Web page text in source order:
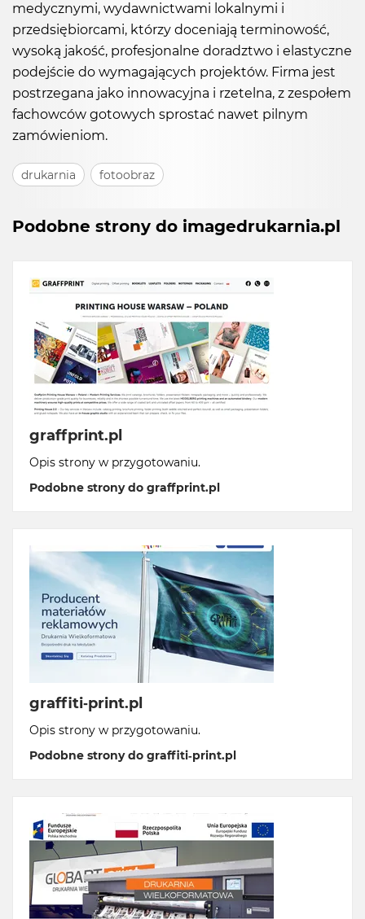
medycznymi, wydawnictwami lokalnymi i
przedsiębiorcami, którzy doceniają terminowość,
wysoką jakość, profesjonalne doradztwo i elastyczne
podejście do wymagających projektów. Firma jest
postrzegana jako innowacyjna i rzetelna, z zespołem
fachowców gotowych sprostać nawet pilnym
zamówieniom.
drukarnia fotoobraz
Podobne strony do imagedrukarnia.pl
graffprint.pl
Opis strony w przygotowaniu.
Podobne strony do graffprint.pl
graffiti-print.pl
Opis strony w przygotowaniu.
Podobne strony do graffiti-print.pl